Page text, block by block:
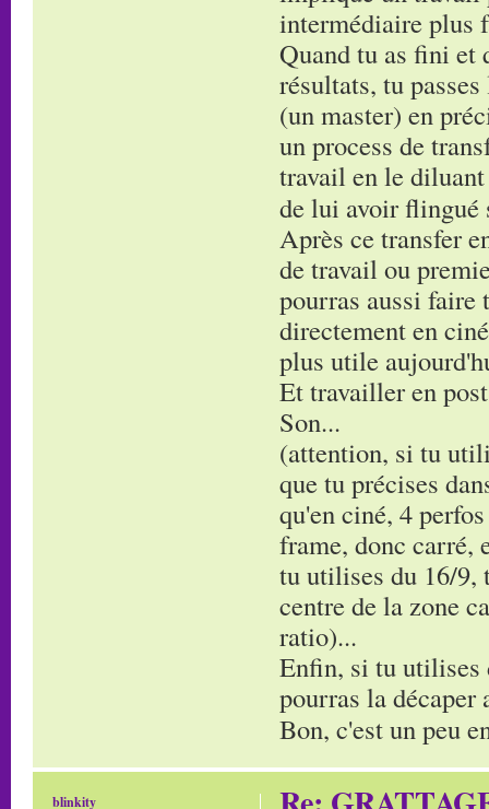
intermédiaire plus
Quand tu as fini et
résultats, tu
(un master) en
un process de
travail en le
de lui avoir flingué
Après ce transfer
de travail ou
pourras aussi
directement en
plus utile
Et travailler en
Son...
(attention, si tu
que tu précises
qu'en ciné, 4
frame, donc carré,
tu utilises du 16/9,
centre de la zone
ratio)...
Enfin, si tu utilises
pourras la décaper
Bon, c'est un peu
blinkity